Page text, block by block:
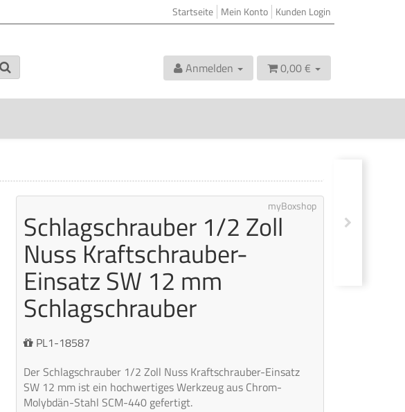
Startseite Mein Konto Kunden Login
Anmelden 0,00 €
myBoxshop
Schlagschrauber 1/2 Zoll
Nuss Kraftschrauber-
Einsatz SW 12 mm
Schlagschrauber
PL1-18587
Der Schlagschrauber 1/2 Zoll Nuss Kraftschrauber-Einsatz
SW 12 mm ist ein hochwertiges Werkzeug aus Chrom-
Molybdän-Stahl SCM-440 gefertigt.